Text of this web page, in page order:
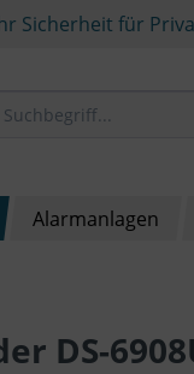
Sicherheit für
Alarmanlagen
DS-